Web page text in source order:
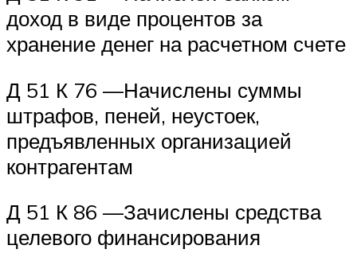
доход в виде процентов за
хранение денег на расчетном счете
Д 51 К 76 —Начислены суммы
штрафов, пеней, неустоек,
предъявленных организацией
контрагентам
Д 51 К 86 —Зачислены средства
целевого финансирования